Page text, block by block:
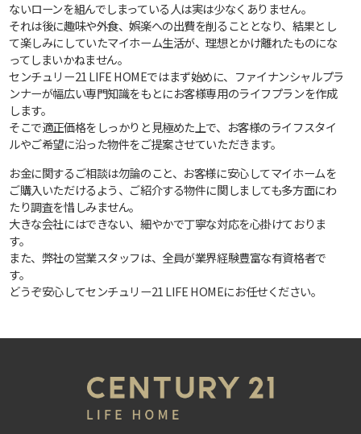
ないローンを組んでしまっている人は実は少なくありません。
それは後に趣味や外食、娯楽への出費を削ることとなり、結果とし
て楽しみにしていたマイホーム生活が、理想とかけ離れたものにな
ってしまいかねません。
センチュリー21 LIFE HOMEではまず始めに、ファイナンシャルプラ
ンナーが幅広い専門知識をもとにお客様専用のライフプランを作成
します。
そこで適正価格をしっかりと見極めた上で、お客様のライフスタイ
ルやご希望に沿った物件をご提案させていただきます。
お金に関するご相談は勿論のこと、お客様に安心してマイホームを
ご購入いただけるよう、ご紹介する物件に関しましても多方面にわ
たり調査を惜しみません。
大きな会社にはできない、細やかで丁寧な対応を心掛けておりま
す。
また、弊社の営業スタッフは、全員が業界経験豊富な有資格者で
す。
どうぞ安心してセンチュリー21 LIFE HOMEにお任せください。